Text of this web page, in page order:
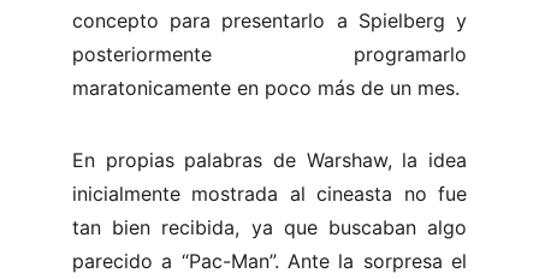
concepto para presentarlo a Spielberg y
posteriormente programarlo
maratonicamente en poco más de un mes.
En propias palabras de Warshaw, la idea
inicialmente mostrada al cineasta no fue
tan bien recibida, ya que buscaban algo
parecido a “Pac-Man”. Ante la sorpresa el